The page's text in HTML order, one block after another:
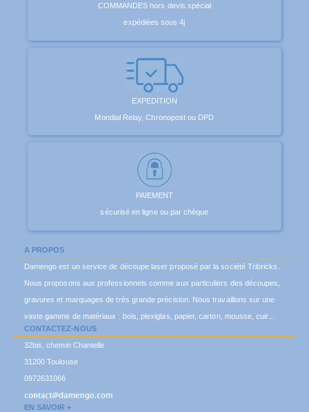
COMMANDES hors devis spécial
expédiées sous 4j
EXPEDITION
Mondial Relay, Chronopost ou DPD
PAIEMENT
sécurisé en ligne ou par chèque
A PROPOS
Damengo est un service de découpe laser proposé par la société Tribricks.
Nous proposons aux professionnels comme aux particuliers des découpes,
gravures et marquages de très grande précision. Nous travaillons sur une
vaste gamme de matériaux : bois, plexiglas, papier, carton, mousse, cuir...
CONTACTEZ-NOUS
32bis, chemin Chantelle
31200 Toulouse
0972631066
EN SAVOIR +